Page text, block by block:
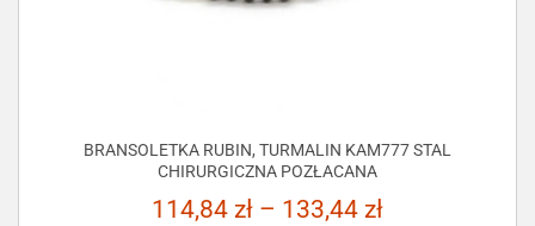
BRANSOLETKA RUBIN, TURMALIN KAM777 STAL
CHIRURGICZNA POZŁACANA
114,84 zł – 133,44 zł